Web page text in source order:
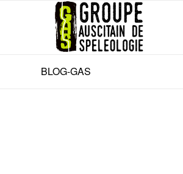
BLOG-GAS